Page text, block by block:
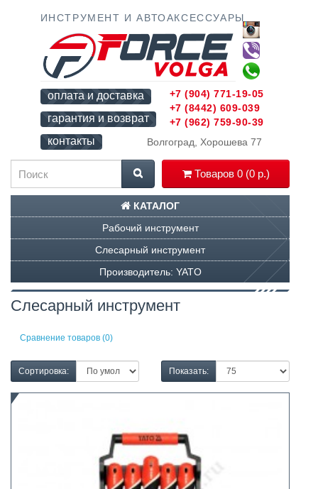
ИНСТРУМЕНТ И АВТОАКСЕССУАРЫ
оплата и доставка
гарантия и возврат
контакты
Волгоград, Хорошева 77
Товаров 0 (0 р.)
+7 (904) 771-19-05
+7 (8442) 609-039
+7 (962) 759-90-39
КАТАЛОГ
Рабочий инструмент
Слесарный инструмент
Производитель: YATO
Слесарный инструмент
Сравнение товаров (0)
Сортировка: Показать: